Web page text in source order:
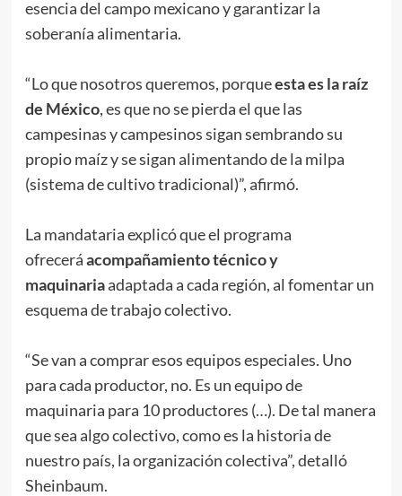
esencia del campo mexicano y garantizar la
soberanía alimentaria.
“Lo que nosotros queremos, porqueesta es la raíz
de México, es que no se pierda el que las
campesinas y campesinos sigan sembrando su
propio maíz y se sigan alimentando de la milpa
(sistema de cultivo tradicional)”, afirmó.
La mandataria explicó que el programa
ofreceráacompañamiento técnico y
maquinariaadaptada a cada región, al fomentar un
esquema de trabajo colectivo.
“Se van a comprar esos equipos especiales. Uno
para cada productor, no. Es un equipo de
maquinaria para 10 productores (…). De tal manera
que sea algo colectivo, como es la historia de
nuestro país, la organización colectiva”, detalló
Sheinbaum.